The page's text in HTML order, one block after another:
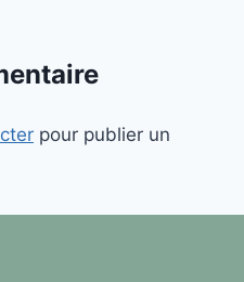
pour publier un